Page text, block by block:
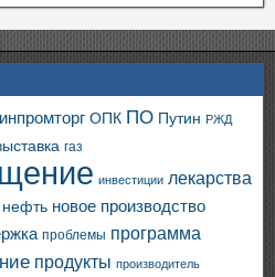
ОПК ПО Путин РЖД
газ
инвестиции лекарства
нефть новое производство
проблемы программа
продукты производитель